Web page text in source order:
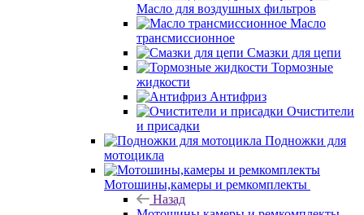
Масло для воздушных фильтров
Масло
трансмиссионное
Смазки для цепи
Тормозные
жидкости
Антифриз
Очистители
и присадки
Подножки для
мотоцикла
Мотошины,камеры и ремкомплекты
Назад